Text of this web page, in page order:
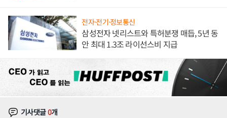
전자·전기·정보통신
삼성전자 넷리스트와 특허분쟁 매듭, 5년 동
안 최대 1.3조 라이선스비 지급
기사댓글0개